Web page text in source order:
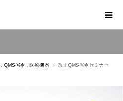
QMS省令 医療機器
改正QMS省令セミナー